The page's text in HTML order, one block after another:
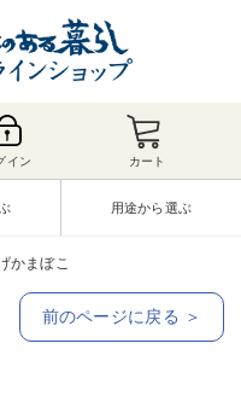
イン カート
用途から選ぶ
かまぼこ
前のページに戻る ＞